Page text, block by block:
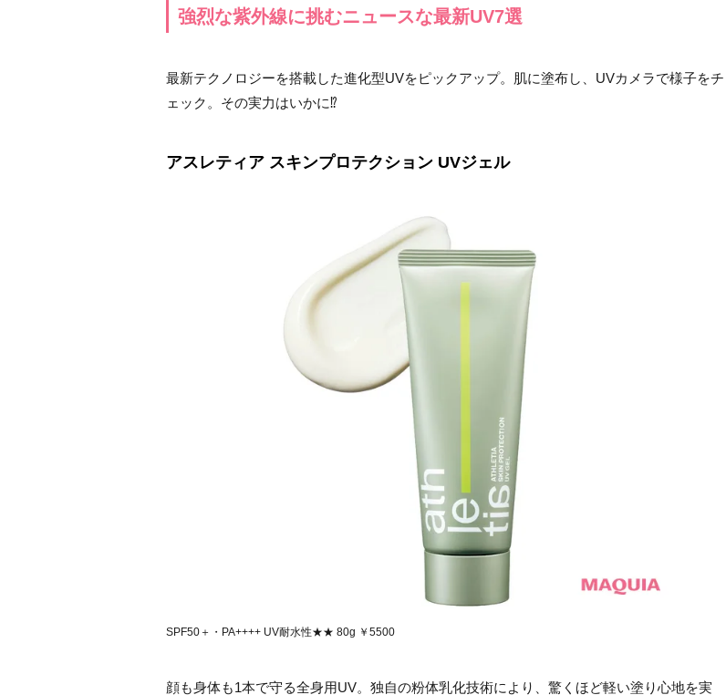
強烈な紫外線に挑むニュースな最新UV7選
最新テクノロジーを搭載した進化型UVをピックアップ。肌に塗布し、UVカメラで様子をチ
ェック。その実力はいかに⁉
アスレティア スキンプロテクション UVジェル
SPF50＋・PA++++ UV耐水性★★ 80g ￥5500
顔も身体も1本で守る全身用UV。独自の粉体乳化技術により、驚くほど軽い塗り心地を実